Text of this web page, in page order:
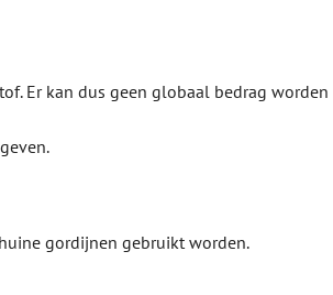
Er kan dus geen globaal bedrag worden
gordijnen gebruikt worden.